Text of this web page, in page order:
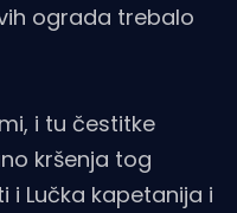
ograda trebalo
i tu čestitke
kršenja tog
i Lučka kapetanija i